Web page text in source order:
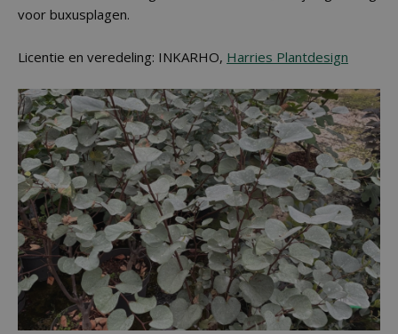
voor buxusplagen.
Licentie en veredeling: INKARHO, Harries Plantdesign